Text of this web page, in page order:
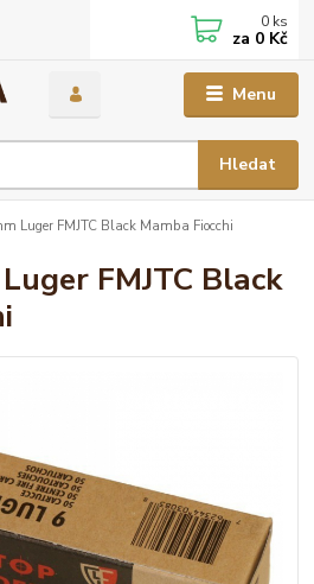
Menu
Hledat
0 ks
za 0 Kč
Luger FMJTC Black Mamba Fiocchi
FMJTC Black